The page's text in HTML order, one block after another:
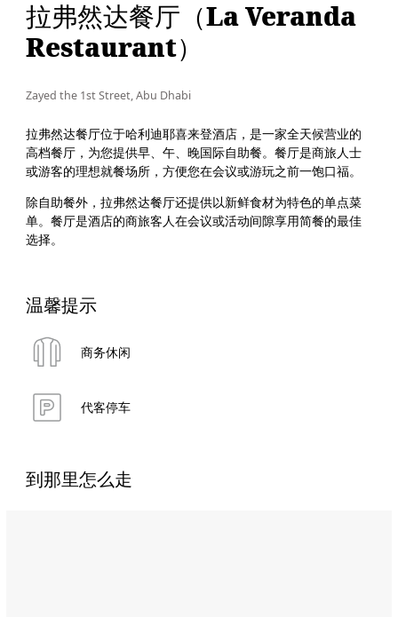
拉弗然达餐厅（La Veranda
Restaurant）
Zayed the 1st Street, Abu Dhabi
拉弗然达餐厅位于哈利迪耶喜来登酒店，是一家全天候营业的
高档餐厅，为您提供早、午、晚国际自助餐。餐厅是商旅人士
或游客的理想就餐场所，方便您在会议或游玩之前一饱口福。
除自助餐外，拉弗然达餐厅还提供以新鲜食材为特色的单点菜
单。餐厅是酒店的商旅客人在会议或活动间隙享用简餐的最佳
选择。
温馨提示
商务休闲
代客停车
到那里怎么走